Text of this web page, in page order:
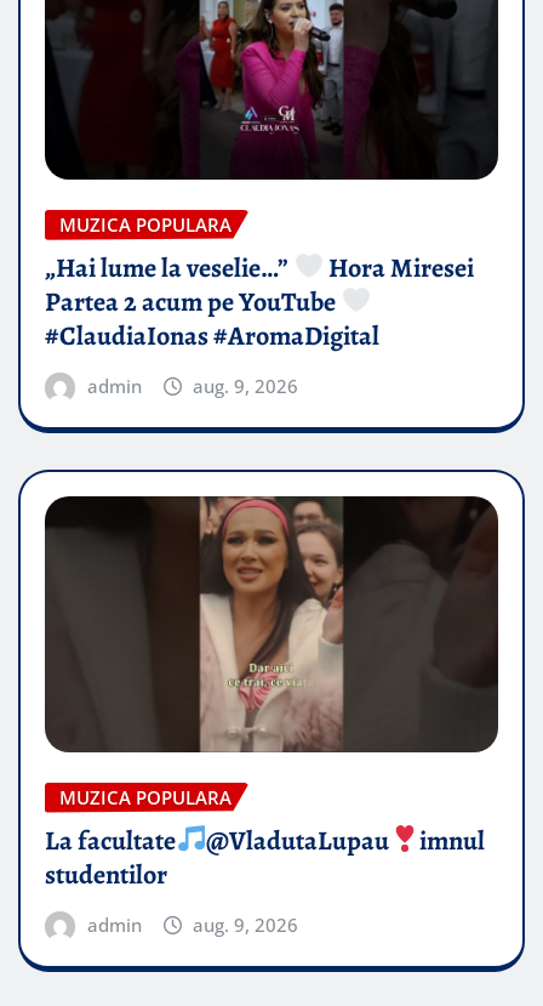
MUZICA POPULARA
„Hai lume la veselie…”
Hora Miresei
Partea 2 acum pe YouTube
#ClaudiaIonas #AromaDigital
admin aug. 9, 2026
MUZICA POPULARA
La facultate @VladutaLupau
imnul
studentilor
admin aug. 9, 2026